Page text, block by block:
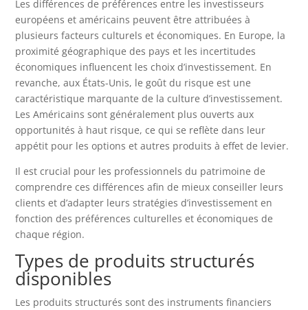
Les différences de préférences entre les investisseurs
européens et américains peuvent être attribuées à
plusieurs facteurs culturels et économiques. En Europe, la
proximité géographique des pays et les incertitudes
économiques influencent les choix d’investissement. En
revanche, aux États-Unis, le goût du risque est une
caractéristique marquante de la culture d’investissement.
Les Américains sont généralement plus ouverts aux
opportunités à haut risque, ce qui se reflète dans leur
appétit pour les options et autres produits à effet de levier.
Il est crucial pour les professionnels du patrimoine de
comprendre ces différences afin de mieux conseiller leurs
clients et d’adapter leurs stratégies d’investissement en
fonction des préférences culturelles et économiques de
chaque région.
Types de produits structurés
disponibles
Les produits structurés sont des instruments financiers